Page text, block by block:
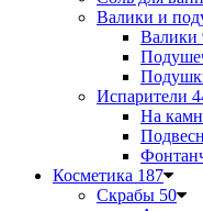
Валики и
Валики
Испарители
На
Косметика 187
Скрабы 50